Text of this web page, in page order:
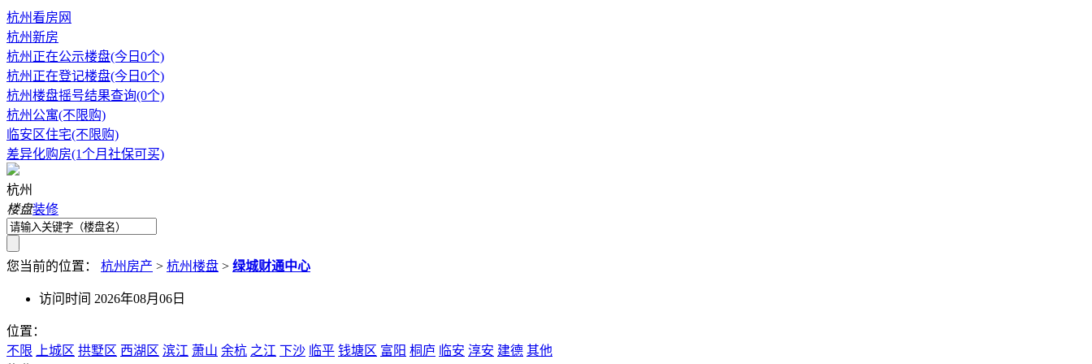
杭州看房网
杭州新房
杭州正在公示楼盘(今日0个)
杭州正在登记楼盘(今日0个)
杭州楼盘摇号结果查询(0个)
杭州公寓(不限购)
临安区住宅(不限购)
差异化购房(1个月社保可买)
杭州
楼盘装修
您当前的位置： 杭州房产 > 杭州楼盘 > 绿城财通中心
访问时间 2026年08月06日
位置：
不限
上城区 拱墅区 西湖区 滨江 萧山 余杭 之江 下沙 临平 钱塘区 富阳 桐庐 临安 淳安 建德 其他